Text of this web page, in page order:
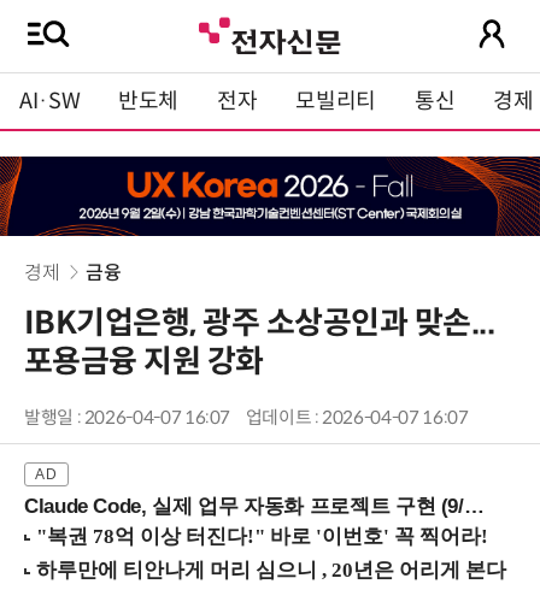
AI·SW 반도체 전자 모빌리티 통신 경제
경제 금융
IBK기업은행, 광주 소상공인과 맞손...
포용금융 지원 강화
발행일 : 2026-04-07 16:07 업데이트 : 2026-04-07 16:07
Claude Code, 실제 업무 자동화 프로젝트 구현 (9/16 ~17 강남역)